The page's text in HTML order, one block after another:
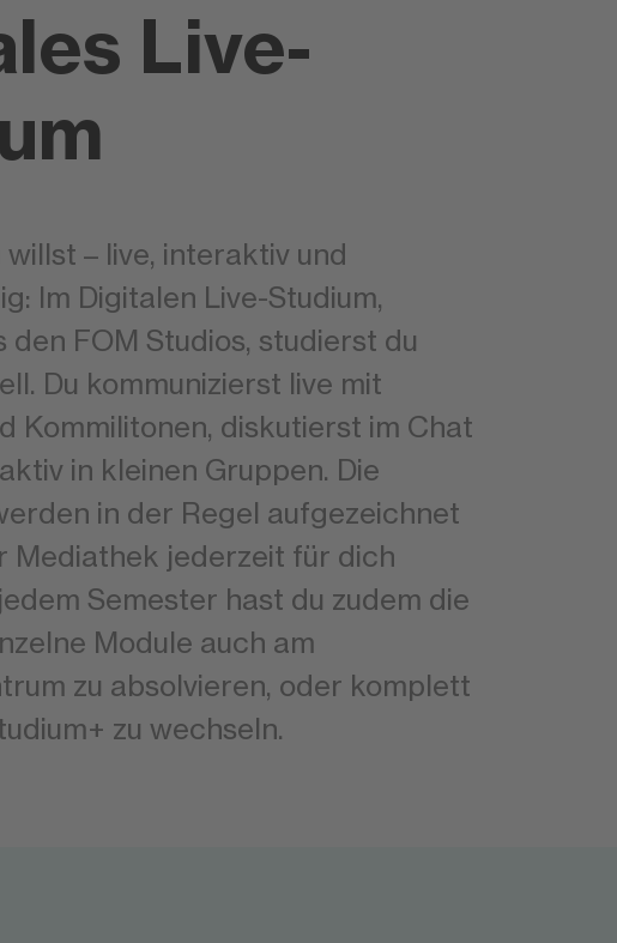
Live-
– live, interaktiv und
Im Digitalen Live-Studium,
den FOM Studios, studierst du
Du kommunizierst live mit
Kommilitonen, diskutierst im Chat
in kleinen Gruppen. Die
in der Regel aufgezeichnet
Mediathek jederzeit für dich
Semester hast du zudem die
Module auch am
zu absolvieren, oder komplett
zu wechseln.